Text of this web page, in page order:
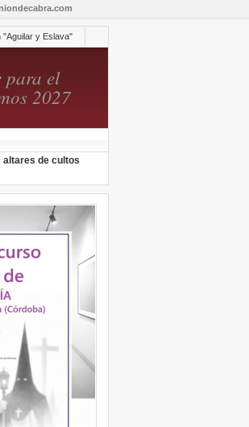
"Aguilar y Eslava"
para el
2027
altares de cultos